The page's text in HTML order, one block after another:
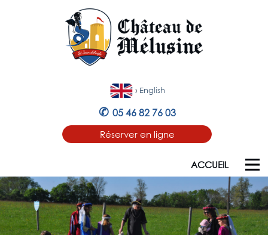
› English
✆ 05 46 82 76 03
Réserver en ligne
ACCUEIL